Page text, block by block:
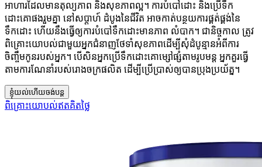
អាហារដែលមានតុល្យភាព និងសុខភាពល្អ។ ការបំបៅដោះ និងប្រើទឹក
ដោះគោផងរួមគ្នា នៅសប្តាហ៍ ដំបូងនៃជីវិត អាចកាត់បន្ថយការផ្គត់ផ្គង់នៃ
ទឹកដោះ ហើយនឹងធ្វើឲ្យការបំបៅទឹកដោះមានភាព លំបាក។ ជានិច្ចកាល ត្រូវ
ពិគ្រោះយោបល់ជាមួយអ្នកជំនាញថែទាំសុខភាពដើម្បីសុំដំបូន្មានអំពីការ
ចិញ្ចឹមកូនរបស់អ្នក។ បើសិនអ្នកប្រើទឹកដោះគោម្សៅផ្សំតាមរូបមន្ត អ្នកគួរធ្វើ
តាមការណែនាំរបស់រោងចក្រផលិត ដើម្បីប្រើប្រាស់ឲ្យបានប្រុងប្រយ័ត្ន។
ខ្ញុំយល់ហើយចង់បន្ត
ពិគ្រោះយោបល់ឥតគិតថ្លៃ